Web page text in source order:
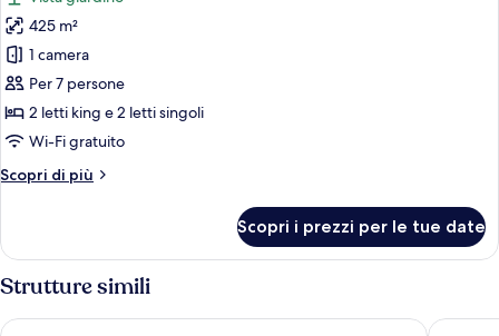
giardino
(Balcony)
foto
per
Villa
Premier,
3
camere
da
giardino
425 m²
1 camera
Per 7 persone
2 letti king e 2 letti singoli
Wi-Fi gratuito
Scopri di più
Altri
Premier,
camere
Scopri i prezzi per le tue date
Strutture simili
Danang Marriott Resort & Spa Naman